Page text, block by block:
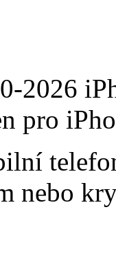
2026
pro
nebo